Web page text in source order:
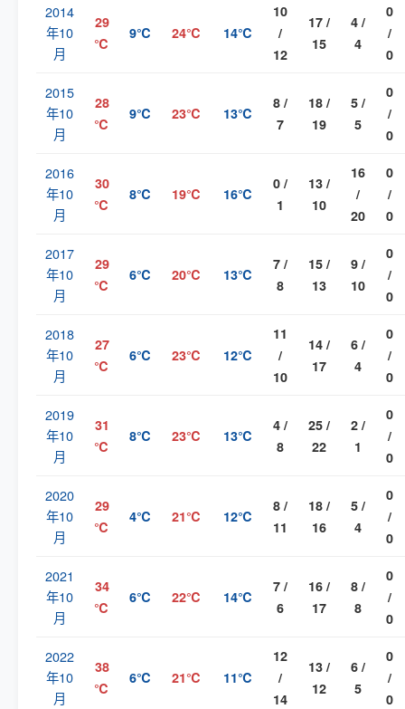
2014
年10
月
29
℃
9℃ 24℃ 14℃
10
/
12
17 /
15
4 /
4
0
/
0
2015
年10
月
28
℃
9℃ 23℃ 13℃
8 /
7
18 /
19
5 /
5
0
/
0
2016
年10
月
30
℃
8℃ 19℃ 16℃
0 /
1
13 /
10
16
/
20
0
/
0
2017
年10
月
29
℃
6℃ 20℃ 13℃
7 /
8
15 /
13
9 /
10
0
/
0
2018
年10
月
27
℃
6℃ 23℃ 12℃
11
/
10
14 /
17
6 /
4
0
/
0
2019
年10
月
31
℃
8℃ 23℃ 13℃
4 /
8
25 /
22
2 /
1
0
/
0
2020
年10
月
29
℃
4℃ 21℃ 12℃
8 /
11
18 /
16
5 /
4
0
/
0
2021
年10
月
34
℃
6℃ 22℃ 14℃
7 /
6
16 /
17
8 /
8
0
/
0
2022
年10
月
38
℃
6℃ 21℃ 11℃
12
/
14
13 /
12
6 /
5
0
/
0